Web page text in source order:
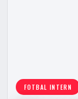
FOTBAL INTERN